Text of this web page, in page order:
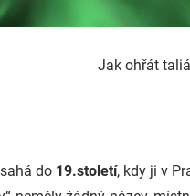
Jak ohřát
do 19.století, kdy ji v